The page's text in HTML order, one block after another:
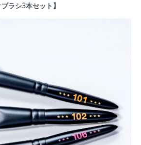
ラシ3本セット】